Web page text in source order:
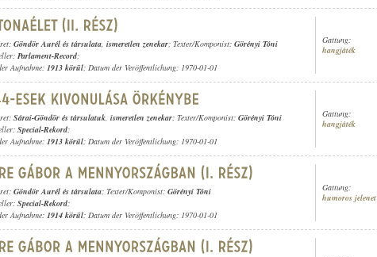
Göndör Aurél és társulata, ismeretlen zenekar; Texter/Komponist: Görényi Tóni
Parlament-Record;
Aufnahme: 1913 körül; Datum der Veröffentlichung: 1970-01-01
Gattung:
hangjáték
Sárai-Göndör és társulatuk, ismeretlen zenekar; Texter/Komponist: Görényi Tóni
Special-Rekord;
Aufnahme: 1913 körül; Datum der Veröffentlichung: 1970-01-01
Gattung:
hangjáték
Göndör Aurél és társulata; Texter/Komponist: Görényi Tóni
Special-Rekord;
Aufnahme: 1914 körül; Datum der Veröffentlichung: 1970-01-01
Gattung:
humoros jelenet